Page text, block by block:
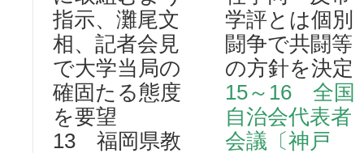
指示、灘尾文
相、記者会見
で大学当局の
確固たる態度
を要望
13 福岡県教
学評とは個別
闘争で共闘等
の方針を決定
15～16 全国
自治会代表者
会議〔神戸